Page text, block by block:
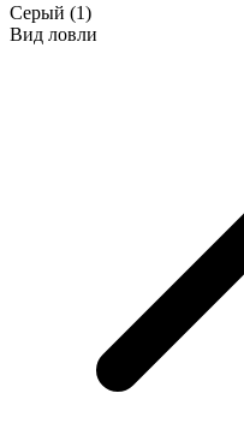
Серый (1)
Вид ловли